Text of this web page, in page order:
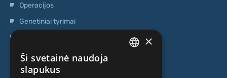
Operacijos
Genetiniai tyrimai
Kamieninių ląstelių centras
×
Ši svetainė naudoja
slapukus